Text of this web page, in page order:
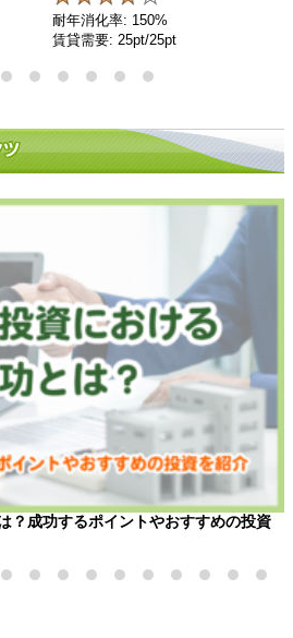
耐年消化率: 150%
賃貸需要: 25pt/25pt
？成功するポイントやおすすめの投資